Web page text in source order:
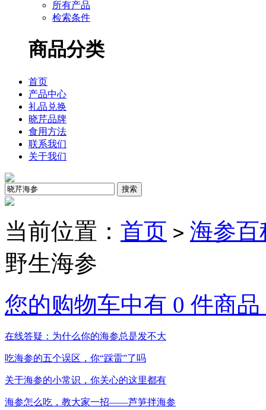
所有产品
检索条件
商品分类
首页
产品中心
礼品兑换
晓芹品牌
食用方法
联系我们
关于我们
当前位置： 首页 > 海参百
野生海参
您的购物车中有 0 件商
在线答疑：为什么你的海参总是发不大
吃海参的五个误区，你“踩雷”了吗
关于海参的小常识，你关心的这里都有
海参怎么吃，教大家一招——芦笋拌海参